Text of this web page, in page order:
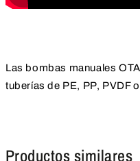
Las bombas manuales
tuberías de PE, PP, PVDF
Productos similares